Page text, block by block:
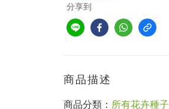
分享到
商品描述
商品分類： 所有花卉種子